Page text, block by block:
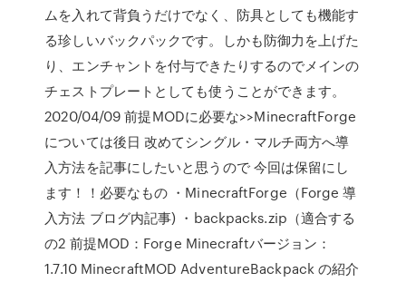
ムを入れて背負うだけでなく、防具としても機能す
る珍しいバックパックです。しかも防御力を上げた
り、エンチャントを付与できたりするのでメインの
チェストプレートとしても使うことができます。
2020/04/09 前提MODに必要な>>MinecraftForge
については後日 改めてシングル・マルチ両方へ導
入方法を記事にしたいと思うので 今回は保留にし
ます！！必要なもの ・MinecraftForge（Forge 導
入方法 ブログ内記事) ・backpacks.zip（適合する
の2 前提MOD：Forge Minecraftバージョン：
1.7.10 MinecraftMOD AdventureBackpack の紹介